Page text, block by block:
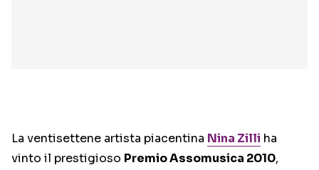
La ventisettene artista piacentina Nina Zilli ha
vinto il prestigioso Premio Assomusica 2010,